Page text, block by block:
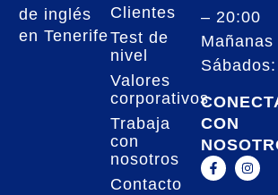
de inglés
en Tenerife
Clientes
Test de
nivel
Valores
corporativos
Trabaja
con
nosotros
Contacto
– 20:00
Mañanas
CON